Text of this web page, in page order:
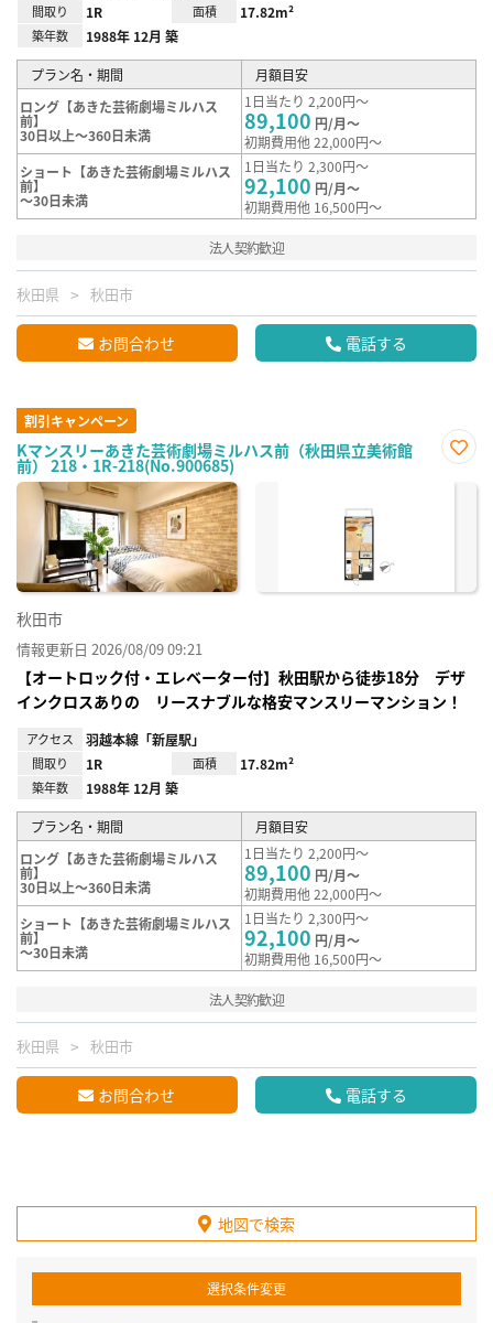
間取り 1R 面積 17.82m²
築年数 1988年 12月 築
プラン名・期間
月額目安
ロング【あきた芸術劇場ミルハス
前】
30日以上～360日未満
1日当たり 2,200円～
89,100 円/月～
初期費用他 22,000円～
ショート【あきた芸術劇場ミルハス
前】
～30日未満
1日当たり 2,300円～
92,100 円/月～
初期費用他 16,500円～
法人契約歓迎
秋田県 秋田市
お問合わせ 電話する
割引キャンペーン
Kマンスリーあきた芸術劇場ミルハス前（秋田県立美術館
前） 218・1R-218(No.900685)
に入
秋田市
情報更新日 2026/08/09 09:21
【オートロック付・エレベーター付】秋田駅から徒歩18分 デザ
インクロスありの リースナブルな格安マンスリーマンション！
アクセス 羽越本線「新屋駅」
間取り 1R 面積 17.82m²
築年数 1988年 12月 築
プラン名・期間
月額目安
ロング【あきた芸術劇場ミルハス
前】
30日以上～360日未満
1日当たり 2,200円～
89,100 円/月～
初期費用他 22,000円～
ショート【あきた芸術劇場ミルハス
前】
～30日未満
1日当たり 2,300円～
92,100 円/月～
初期費用他 16,500円～
法人契約歓迎
秋田県 秋田市
お問合わせ 電話する
地図で検索
選択条件変更